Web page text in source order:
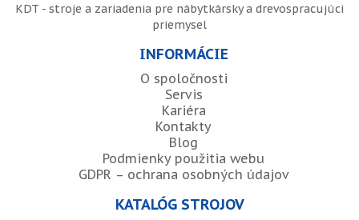
KDT - stroje a zariadenia pre nábytkársky a drevospracujúci
priemysel
INFORMÁCIE
O spoločnosti
Servis
Kariéra
Kontakty
Blog
Podmienky použitia webu
GDPR – ochrana osobných údajov
KATALÓG STROJOV